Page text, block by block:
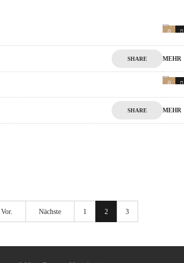
SHARE
0 1
MEHR
SHARE
0 1
MEHR
Vor. Nächste 1 2 3